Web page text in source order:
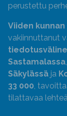
perustettu
Viiden
vakiinnuttanut
Sastamalassa
Säkylässä ja
33 000 ,
tilattavaa